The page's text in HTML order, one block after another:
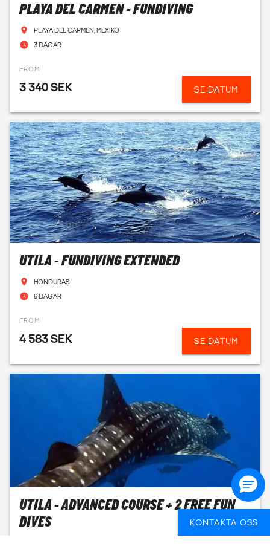
PLAYA DEL CARMEN - FUNDIVING
PLAYA DEL CARMEN, MEXIKO
3 DAGAR
FROM
3 340 SEK SE DATUM
UTILA - FUNDIVING EXTENDED
HONDURAS
6 DAGAR
FROM
4 583 SEK SE DATUM
UTILA - ADVANCED COURSE + 2 FREE FUN
DIVES
KONTAKTA OSS